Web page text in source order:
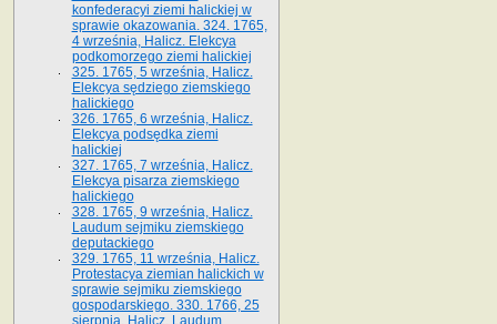
konfederacyi ziemi halickiej w
sprawie okazowania. 324. 1765,
4 września, Halicz. Elekcya
podkomorzego ziemi halickiej
325. 1765, 5 września, Halicz.
Elekcya sędziego ziemskiego
halickiego
326. 1765, 6 września, Halicz.
Elekcya podsędka ziemi
halickiej
327. 1765, 7 września, Halicz.
Elekcya pisarza ziemskiego
halickiego
328. 1765, 9 września, Halicz.
Laudum sejmiku ziemskiego
deputackiego
329. 1765, 11 września, Halicz.
Protestacya ziemian halickich w
sprawie sejmiku ziemskiego
gospodarskiego. 330. 1766, 25
sierpnia, Halicz. Laudum